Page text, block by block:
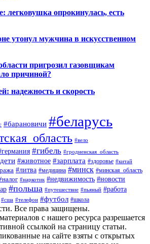
опрокинулась, есть
утонул мужчина в искусственном
пригрозил газовщикам
причиной?
надежность и скорость
#барановичи #беларусь
#вело
#гибель #гродненская_область
#животное #зарплата #здоровье #китай
#литва #медицина #минск #минская_область
#наркотик #недвижимость #новости
#польша #путешествие #пьяный #работа
#сша #телефон #футбол #школа
Все права защищены.
с нашего ресурса разрешается
ссылкой на страницу статьи.
на сайте взяты с открытых